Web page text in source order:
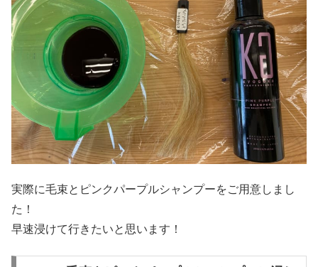
実際に毛束とピンクパープルシャンプーをご用意しまし
た！
早速浸けて行きたいと思います！